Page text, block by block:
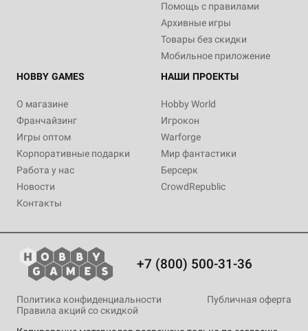
Помощь с правилами
Архивные игры
Товары без скидки
Мобильное приложение
HOBBY GAMES
О магазине
Франчайзинг
Игры оптом
Корпоративные подарки
Работа у нас
Новости
Контакты
НАШИ ПРОЕКТЫ
Hobby World
Игрокон
Warforge
Мир фантастики
Берсерк
CrowdRepublic
+7 (800) 500-31-36
Политика конфиденциальности
Публичная оферта
Правила акций со скидкой